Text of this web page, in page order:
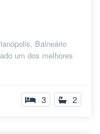
Balneário
um dos melhores
3 2